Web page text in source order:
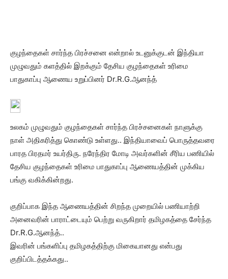
குழந்தைகள் சார்ந்த பிரச்சனை என்றால் உடனுக்குடன் இந்தியா
முழுவதும் களத்தில் இறக்கும் தேசிய குழந்தைகள் உரிமை
பாதுகாப்பு ஆணைய உறுப்பினர் Dr.R.G.ஆனந்த்
உலகம் முழுவதும் குழந்தைகள் சார்ந்த பிரச்சனைகள் நாளுக்கு
நாள் அதிகரித்து கொண்டு உள்ளது.. இந்தியாவைப் பொருத்தவரை
பாரத பிரதமர் உயர்திரு. நரேந்திர மோடி அவர்களின் சீரிய பணியில்
தேசிய குழந்தைகள் உரிமை பாதுகாப்பு ஆணையத்தின் முக்கிய
பங்கு வகிக்கின்றது.
குறிப்பாக இந்த ஆணையத்தின் சிறந்த முறையில் பணியாற்றி
அனைவரின் பாராட்டையும் பெற்று வருகிறார் தமிழகத்தை சேர்ந்த
Dr.R.G.ஆனந்த்..
இவரின் பங்களிப்பு தமிழகத்திற்கு மிகையானது என்பது
குறிப்பிடத்தக்கது..